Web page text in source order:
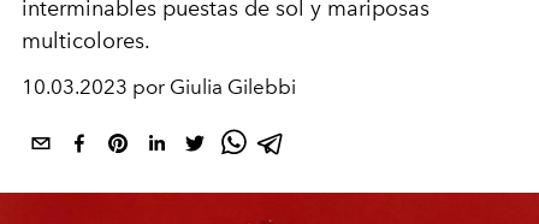
interminables puestas de sol y mariposas
multicolores.
10.03.2023 por Giulia Gilebbi